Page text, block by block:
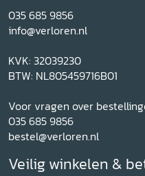
035 685 9856
info@verloren.nl
KVK: 32039230
BTW: NL805459716B01
Voor vragen over
035 685 9856
bestel@verloren.nl
Veilig winkelen &